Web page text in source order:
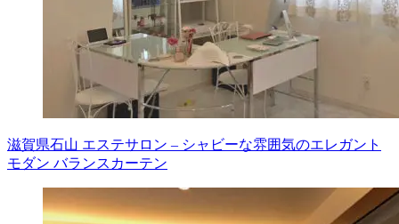
滋賀県石山 エステサロン – シャビーな雰囲気のエレガント
モダン バランスカーテン